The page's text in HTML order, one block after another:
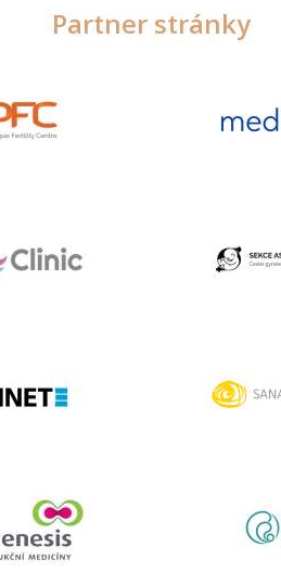
Partner stránky